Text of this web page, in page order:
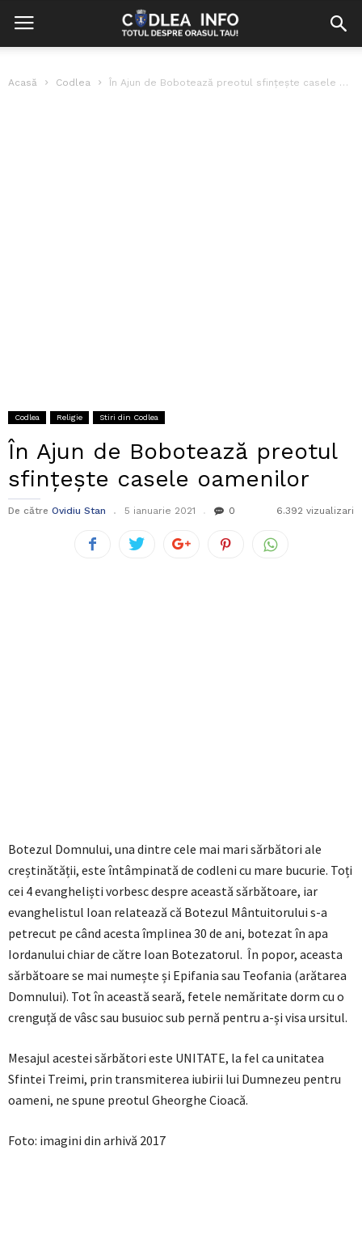
Acasă Codlea În Ajun de Bobotează preotul sfințește casele oamenilor
Codlea Religie Stiri din Codlea
În Ajun de Bobotează preotul
sfințește casele oamenilor
De către Ovidiu Stan 5 ianuarie 2021 0 6.392 vizualizari
Botezul Domnului, una dintre cele mai mari sărbători ale
creștinătății, este întâmpinată de codleni cu mare bucurie. Toți
cei 4 evangheliști vorbesc despre această sărbătoare, iar
evanghelistul Ioan relatează că Botezul Mântuitorului s-a
petrecut pe când acesta împlinea 30 de ani, botezat în apa
Iordanului chiar de către Ioan Botezatorul. În popor, aceasta
sărbătoare se mai numește și Epifania sau Teofania (arătarea
Domnului). Tot în această seară, fetele nemăritate dorm cu o
crenguță de vâsc sau busuioc sub pernă pentru a-și visa ursitul.
Mesajul acestei sărbători este UNITATE, la fel ca unitatea
Sfintei Treimi, prin transmiterea iubirii lui Dumnezeu pentru
oameni, ne spune preotul Gheorghe Cioacă.
Foto: imagini din arhivă 2017